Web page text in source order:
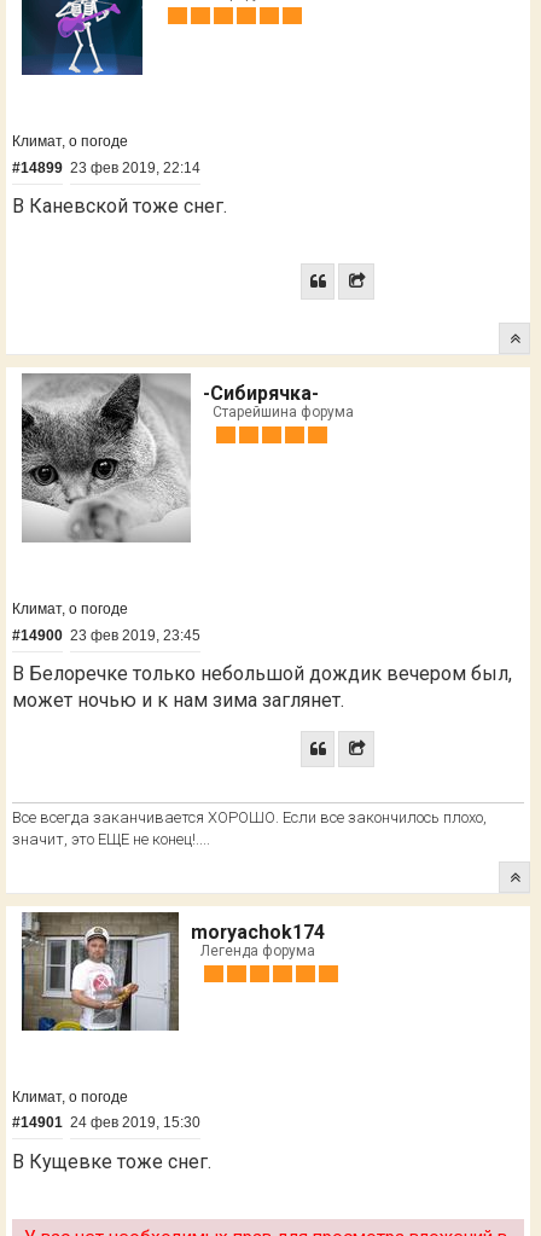
Климат, о погоде
#14899 23 фев 2019, 22:14
В Каневской тоже снег.
-Cибирячка-
Старейшина форума
Климат, о погоде
#14900 23 фев 2019, 23:45
В Белоречке только небольшой дождик вечером был,
может ночью и к нам зима заглянет.
Все всегда заканчивается ХОРОШО. Если все закончилось плохо,
значит, это ЕЩЕ не конец!....
moryachok174
Легенда форума
Климат, о погоде
#14901 24 фев 2019, 15:30
В Кущевке тоже снег.